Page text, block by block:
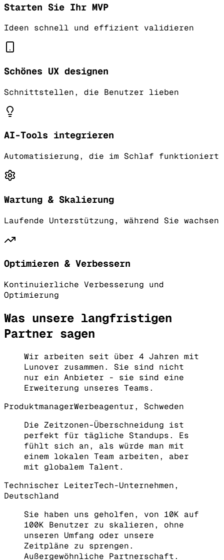
Starten Sie Ihr MVP
Ideen schnell und effizient validieren
Schönes UX designen
Schnittstellen, die Benutzer lieben
AI-Tools integrieren
Automatisierung, die im Schlaf funktioniert
Wartung & Skalierung
Laufende Unterstützung, während Sie wachsen
Optimieren & Verbessern
Kontinuierliche Verbesserung und
Optimierung
Was unsere langfristigen
Partner sagen
Wir arbeiten seit über 4 Jahren mit
Lunover zusammen. Sie sind nicht
nur ein Anbieter - sie sind eine
Erweiterung unseres Teams.
ProduktmanagerWerbeagentur, Schweden
Die Zeitzonen-Überschneidung ist
perfekt für tägliche Standups. Es
fühlt sich an, als würde man mit
einem lokalen Team arbeiten, aber
mit globalem Talent.
Technischer LeiterTech-Unternehmen,
Deutschland
Sie haben uns geholfen, von 10K auf
100K Benutzer zu skalieren, ohne
unseren Umfang oder unsere
Zeitpläne zu sprengen.
Außergewöhnliche Partnerschaft.